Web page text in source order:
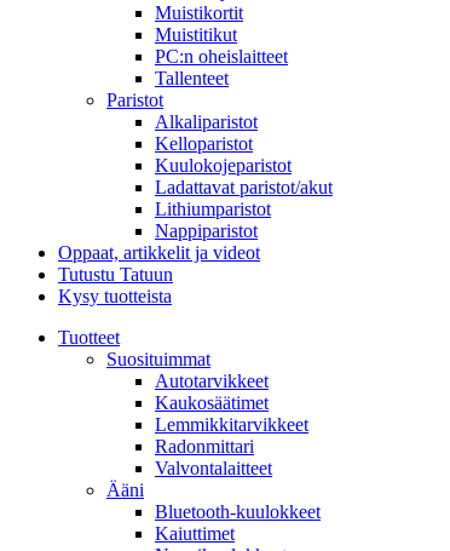
Muistikortit
Muistitikut
PC:n oheislaitteet
Tallenteet
Paristot
Alkaliparistot
Kelloparistot
Kuulokojeparistot
Ladattavat paristot/akut
Lithiumparistot
Nappiparistot
Oppaat, artikkelit ja videot
Tutustu Tatuun
Kysy tuotteista
Tuotteet
Suosituimmat
Autotarvikkeet
Kaukosäätimet
Lemmikkitarvikkeet
Radonmittari
Valvontalaitteet
Ääni
Bluetooth-kuulokkeet
Kaiuttimet